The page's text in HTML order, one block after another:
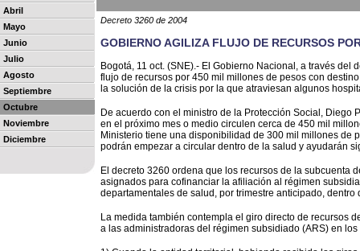
Abril
Mayo
Junio
Julio
Agosto
Septiembre
Octubre
Noviembre
Diciembre
Decreto 3260 de 2004
GOBIERNO AGILIZA FLUJO DE RECURSOS
Bogotá, 11 oct. (SNE).- El Gobierno Nacional, a través
flujo de recursos por 450 mil millones de pesos con
la solución de la crisis por la que atraviesan algunos
De acuerdo con el ministro de la Protección Social, Diego
en el próximo mes o medio circulen cerca de 450 mil
Ministerio tiene una disponibilidad de 300 mil millones de
podrán empezar a circular dentro de la salud y ayudarán
El decreto 3260 ordena que los recursos de la subcuenta
asignados para cofinanciar la afiliación al régimen
departamentales de salud, por trimestre anticipado,
La medida también contempla el giro directo de recursos
a las administradoras del régimen subsidiado (ARS) en